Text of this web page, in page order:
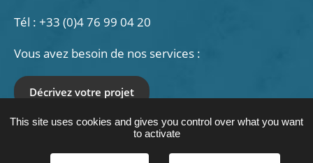
Tél : +33 (0)4 76 99 04 20
Vous avez besoin de nos services :
Décrivez votre projet
LinkedIn
This site uses cookies and gives you control over what you want
to activate